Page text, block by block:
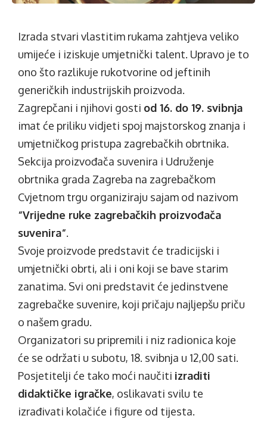
Izrada stvari vlastitim rukama zahtjeva veliko
umijeće i iziskuje umjetnički talent. Upravo je to
ono što razlikuje rukotvorine od jeftinih
generičkih industrijskih proizvoda.
Zagrepčani i njihovi gosti od 16. do 19. svibnja
imat će priliku vidjeti spoj majstorskog znanja i
umjetničkog pristupa zagrebačkih obrtnika.
Sekcija proizvođača suvenira i Udruženje
obrtnika grada Zagreba na zagrebačkom
Cvjetnom trgu organiziraju sajam od nazivom
“Vrijedne ruke zagrebačkih proizvođača
suvenira“.
Svoje proizvode predstavit će tradicijski i
umjetnički obrti, ali i oni koji se bave starim
zanatima. Svi oni predstavit će jedinstvene
zagrebačke suvenire, koji pričaju najljepšu priču
o našem gradu.
Organizatori su pripremili i niz radionica koje
će se održati u subotu, 18. svibnja u 12,00 sati.
Posjetitelji će tako moći naučiti izraditi
didaktičke igračke, oslikavati svilu te
izrađivati kolačiće i figure od tijesta.